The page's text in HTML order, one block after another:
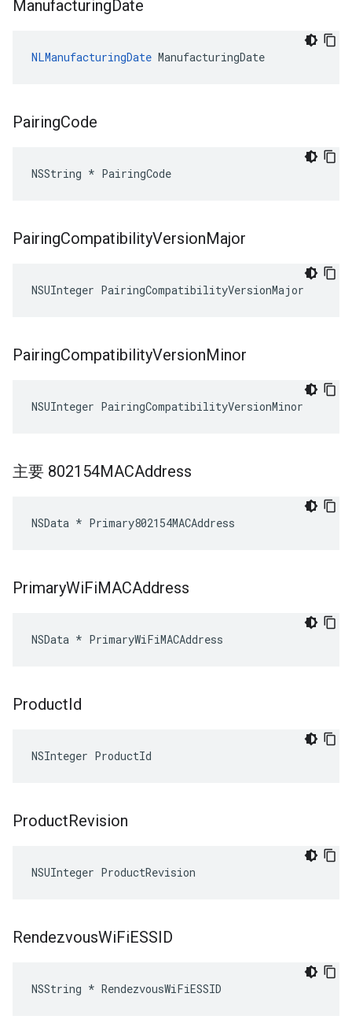
ManufacturingDate
NLManufacturingDate ManufacturingDate
PairingCode
NSString * PairingCode
PairingCompatibilityVersionMajor
NSUInteger PairingCompatibilityVersionMajor
PairingCompatibilityVersionMinor
NSUInteger PairingCompatibilityVersionMinor
主要 802154MACAddress
NSData * Primary802154MACAddress
PrimaryWiFiMACAddress
NSData * PrimaryWiFiMACAddress
ProductId
NSInteger ProductId
ProductRevision
NSUInteger ProductRevision
RendezvousWiFiESSID
NSString * RendezvousWiFiESSID